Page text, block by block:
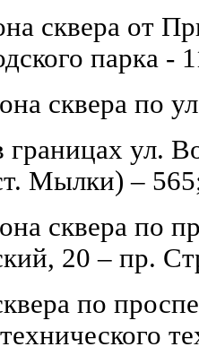
сквера от
парка -
сквера по
ул.
Мылки) –
сквера по
20 – пр.
по